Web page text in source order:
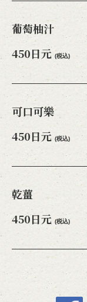
葡萄柚汁
450日元 (税込)
可口可樂
450日元 (税込)
乾薑
450日元 (税込)